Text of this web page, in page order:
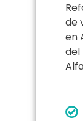
de
en
del